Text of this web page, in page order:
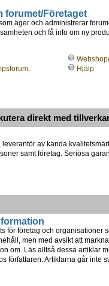
forumet/Företaget
äger och administrerar
och få info om ny
Hjälp
direkt med
av kända
samt företag. Seriösa
för företag och organisationer
men med avsikt att
om. Läs alltså dessa artiklar
författaren. Artiklarna går inte